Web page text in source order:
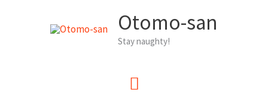
Otomo-san
Stay naughty!
Hauptmenü